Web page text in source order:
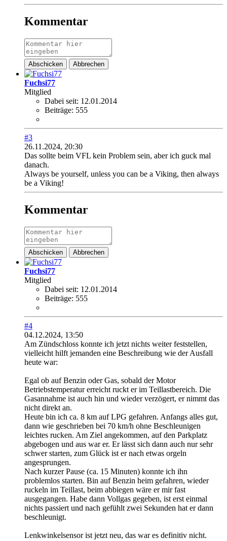
Kommentar
Abschicken Abbrechen
Fuchsi77
Mitglied
Dabei seit: 12.01.2014
Beiträge: 555
#3
26.11.2024, 20:30
Das sollte beim VFL kein Problem sein, aber ich guck mal
danach.
Always be yourself, unless you can be a Viking, then always
be a Viking!
Kommentar
Abschicken Abbrechen
Fuchsi77
Mitglied
Dabei seit: 12.01.2014
Beiträge: 555
#4
04.12.2024, 13:50
Am Zündschloss konnte ich jetzt nichts weiter feststellen,
vielleicht hilft jemanden eine Beschreibung wie der Ausfall
heute war:
Egal ob auf Benzin oder Gas, sobald der Motor
Betriebstemperatur erreicht ruckt er im Teillastbereich. Die
Gasannahme ist auch hin und wieder verzögert, er nimmt das
nicht direkt an.
Heute bin ich ca. 8 km auf LPG gefahren. Anfangs alles gut,
dann wie geschrieben bei 70 km/h ohne Beschleunigen
leichtes rucken. Am Ziel angekommen, auf den Parkplatz
abgebogen und aus war er. Er lässt sich dann auch nur sehr
schwer starten, zum Glück ist er nach etwas orgeln
angesprungen.
Nach kurzer Pause (ca. 15 Minuten) konnte ich ihn
problemlos starten. Bin auf Benzin heim gefahren, wieder
ruckeln im Teillast, beim abbiegen wäre er mir fast
ausgegangen. Habe dann Vollgas gegeben, ist erst einmal
nichts passiert und nach gefühlt zwei Sekunden hat er dann
beschleunigt.
Lenkwinkelsensor ist jetzt neu, das war es definitiv nicht.